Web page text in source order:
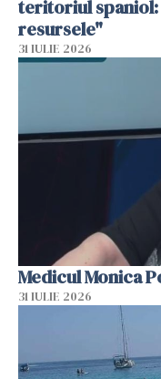
teritoriul spaniol:
resursele"
31 IULIE 2026
Medicul Monica
31 IULIE 2026